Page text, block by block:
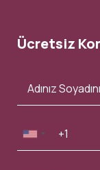
Ücretsiz